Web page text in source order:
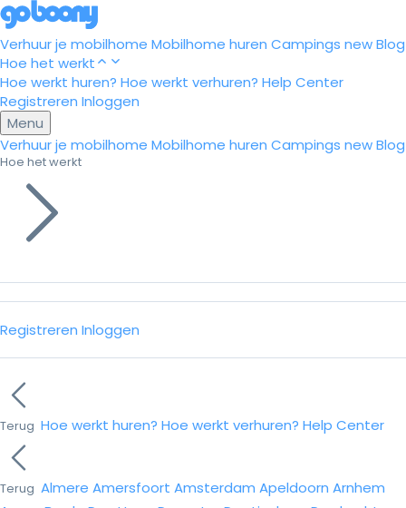
Verhuur je mobilhome Mobilhome huren Campings newBlog
Hoe het werkt
Hoe werkt huren? Hoe werkt verhuren? Help Center
Registreren Inloggen
Menu
Verhuur je mobilhome Mobilhome huren Campings newBlog
Hoe het werkt
Registreren Inloggen
Terug Hoe werkt huren? Hoe werkt verhuren? Help Center
Terug Almere Amersfoort Amsterdam Apeldoorn Arnhem